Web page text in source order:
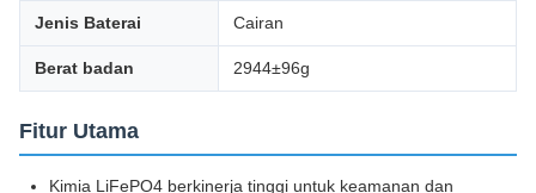
Jenis Baterai Cairan
Berat badan 2944±96g
Fitur Utama
Kimia LiFePO4 berkinerja tinggi untuk keamanan dan